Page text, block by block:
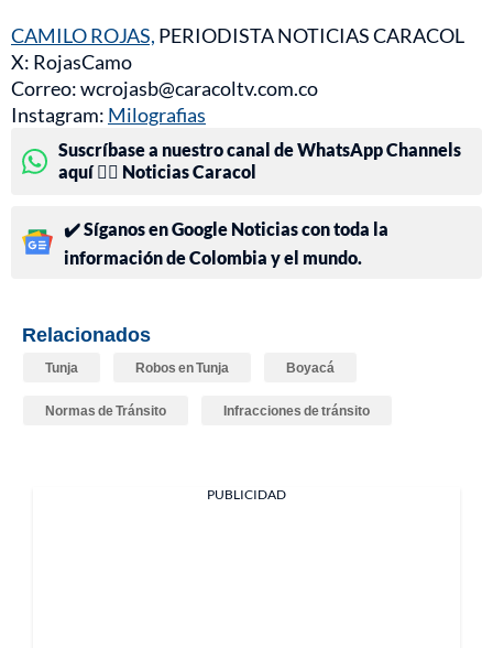
CAMILO ROJAS, PERIODISTA NOTICIAS CARACOL
X: RojasCamo
Correo: wcrojasb@caracoltv.com.co
Instagram: Milografias
Suscríbase a nuestro canal de WhatsApp Channels
aquí 👉🏻 Noticias Caracol
✔️ Síganos en Google Noticias con toda la
información de Colombia y el mundo.
Relacionados
Tunja Robos en Tunja Boyacá
Normas de Tránsito Infracciones de tránsito
PUBLICIDAD